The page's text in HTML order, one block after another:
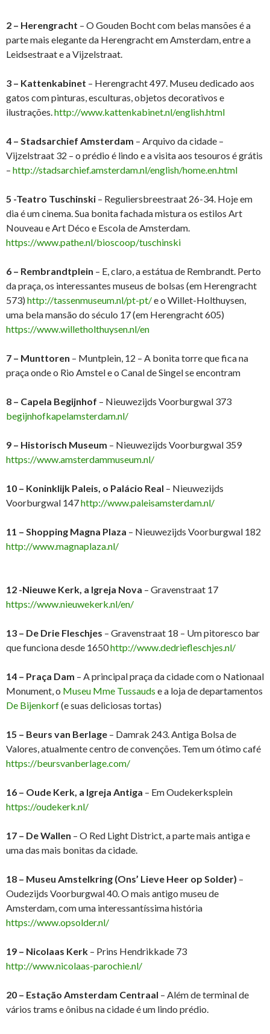
2 – Herengracht – O Gouden Bocht com belas mansões é a
parte mais elegante da Herengracht em Amsterdam, entre a
Leidsestraat e a Vijzelstraat.
3 – Kattenkabinet – Herengracht 497. Museu dedicado aos
gatos com pinturas, esculturas, objetos decorativos e
ilustrações.http://www.kattenkabinet.nl/english.html
4 – Stadsarchief Amsterdam – Arquivo da cidade –
Vijzelstraat 32 – o prédio é lindo e a visita aos tesouros é grátis
– http://stadsarchief.amsterdam.nl/english/home.en.html
5 -Teatro Tuschinski – Reguliersbreestraat 26-34. Hoje em
dia é um cinema. Sua bonita fachada mistura os estilos Art
Nouveau e Art Déco e Escola de Amsterdam.
https://www.pathe.nl/bioscoop/tuschinski
6 – Rembrandtplein – E, claro, a estátua de Rembrandt. Perto
da praça, os interessantes museus de bolsas (em Herengracht
573) http://tassenmuseum.nl/pt-pt/e o Willet-Holthuysen,
uma bela mansão do século 17 (em Herengracht 605)
https://www.willetholthuysen.nl/en
7 – Munttoren – Muntplein, 12 – A bonita torre que fica na
praça onde o Rio Amstel e o Canal de Singel se encontram
8 – Capela Begijnhof – Nieuwezijds Voorburgwal 373
begijnhofkapelamsterdam.nl/
9 – Historisch Museum – Nieuwezijds Voorburgwal 359
https://www.amsterdammuseum.nl/
10 – Koninklijk Paleis, o Palácio Real – Nieuwezijds
Voorburgwal 147http://www.paleisamsterdam.nl/
11 – Shopping Magna Plaza – Nieuwezijds Voorburgwal 182
http://www.magnaplaza.nl/
12 -Nieuwe Kerk, a Igreja Nova – Gravenstraat 17
https://www.nieuwekerk.nl/en/
13 – De Drie Fleschjes – Gravenstraat 18 – Um pitoresco bar
que funciona desde 1650http://www.dedriefleschjes.nl/
14 – Praça Dam – A principal praça da cidade com o Nationaal
Monument, o Museu Mme Tussauds e a loja de departamentos
De Bijenkorf(e suas deliciosas tortas)
15 – Beurs van Berlage – Damrak 243. Antiga Bolsa de
Valores, atualmente centro de convenções. Tem um ótimo café
https://beursvanberlage.com/
16 – Oude Kerk, a Igreja Antiga – Em Oudekerksplein
https://oudekerk.nl/
17 – De Wallen – O Red Light District, a parte mais antiga e
uma das mais bonitas da cidade.
18 – Museu Amstelkring (Ons’ Lieve Heer op Solder) –
Oudezijds Voorburgwal 40. O mais antigo museu de
Amsterdam, com uma interessantíssima história
https://www.opsolder.nl/
19 – Nicolaas Kerk – Prins Hendrikkade 73
http://www.nicolaas-parochie.nl/
20 – Estação Amsterdam Centraal – Além de terminal de
vários trams e ônibus na cidade é um lindo prédio.